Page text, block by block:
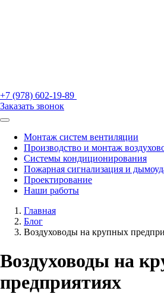
+7 (978) 602-19-89
Заказать звонок
Монтаж систем вентиляции
Производство и монтаж
Системы кондиционирования
Пожарная сигнализация и
Проектирование
Наши работы
Главная
Блог
Воздуховоды на крупных
Воздуховоды на
предприятиях